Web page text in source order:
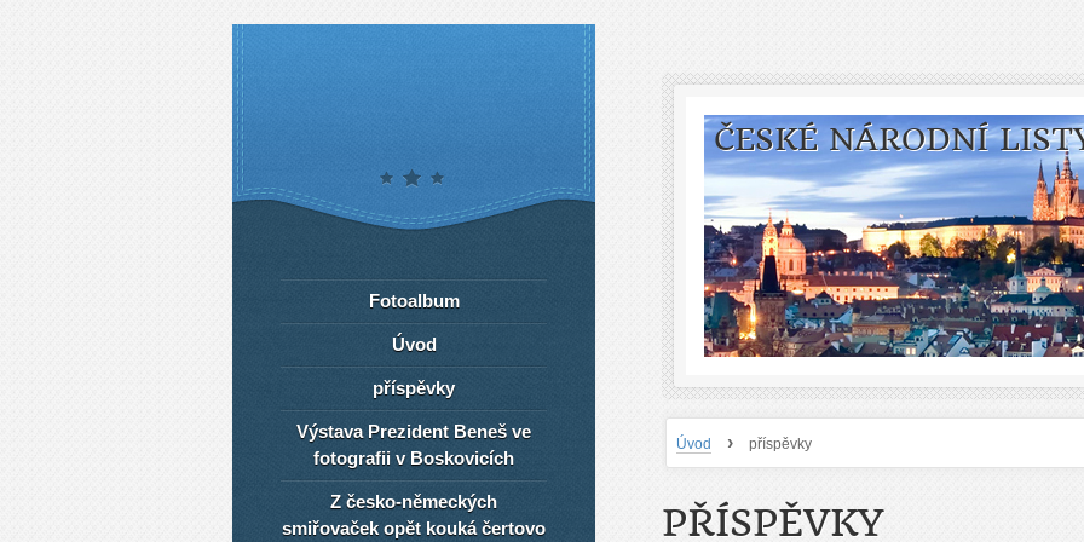
ČESKÉ NÁRODNÍ
Úvod › příspěvky
PŘÍSPĚVKY
Fotoalbum
Úvod
příspěvky
Výstava Prezident Beneš ve
fotografii v Boskovicích
Z česko-německých
smiřovaček opět kouká čertovo